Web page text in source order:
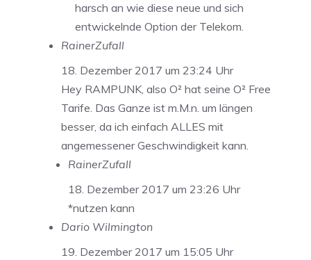
harsch an wie diese neue und sich
entwickelnde Option der Telekom.
RainerZufall
18. Dezember 2017 um 23:24 Uhr
Hey RAMPUNK, also O² hat seine O² Free
Tarife. Das Ganze ist m.M.n. um längen
besser, da ich einfach ALLES mit
angemessener Geschwindigkeit kann.
RainerZufall
18. Dezember 2017 um 23:26 Uhr
*nutzen kann
Dario Wilmington
19. Dezember 2017 um 15:05 Uhr